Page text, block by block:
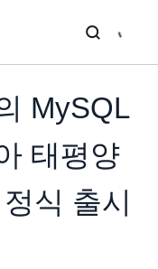
MySQL
태평양
식 출시